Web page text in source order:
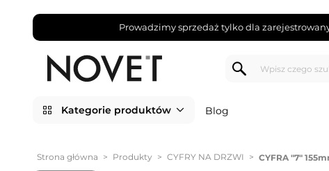
Prowadzimy sprzedaż tylko dla
Kategorie produktów Blog
Strona główna > Produkty > CYFRY NA DRZWI > CYFRA "7"